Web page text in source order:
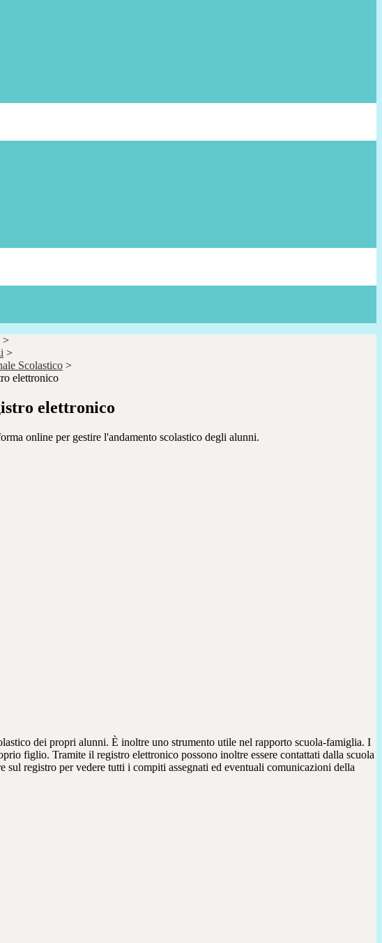
>
>
Scolastico >
elettronico
elettronico
online per gestire l'andamento scolastico degli alunni.
dei propri alunni. È inoltre uno strumento utile nel rapporto scuola-famiglia. I
figlio. Tramite il registro elettronico possono inoltre essere contattati dalla scuola
registro per vedere tutti i compiti assegnati ed eventuali comunicazioni della